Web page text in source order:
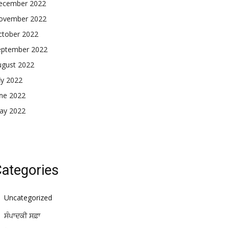
2022
2022
2022
2022
2022
2022
2022
2022
Uncategorized
ਸੰਪਾਦਕੀ ਸਫ਼ਾ